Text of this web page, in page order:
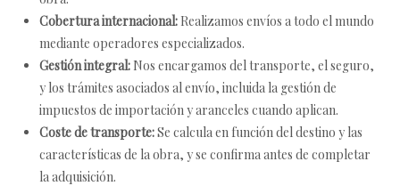
Cobertura internacional: Realizamos envíos a todo el mundo
mediante operadores especializados.
Gestión integral: Nos encargamos del transporte, el seguro,
y los trámites asociados al envío, incluida la gestión de
impuestos de importación y aranceles cuando aplican.
Coste de transporte:Se calcula en función del destino y las
características de la obra, y se confirma antes de completar
la adquisición.